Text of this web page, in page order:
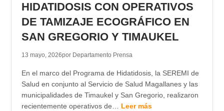
HIDATIDOSIS CON OPERATIVOS
DE TAMIZAJE ECOGRÁFICO EN
SAN GREGORIO Y TIMAUKEL
13 mayo, 2026por Departamento Prensa
En el marco del Programa de Hidatidosis, la SEREMI de
Salud en conjunto al Servicio de Salud Magallanes y las
municipalidades de Timaukel y San Gregorio, realizaron
recientemente operativos de… Leer más